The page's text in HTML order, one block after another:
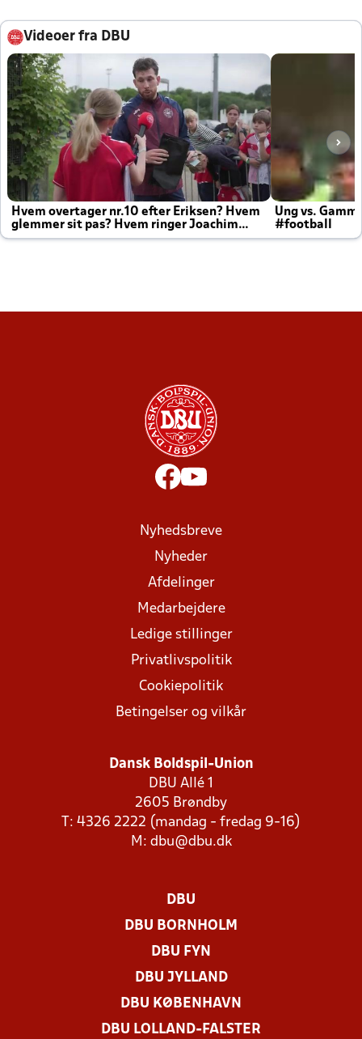
Videoer fra DBU
Hvem overtager nr.10 efter Eriksen? Hvem
glemmer sit pas? Hvem ringer Joachim
altid til efter kampe?
Ung vs.
#football
Nyhedsbreve
Nyheder
Afdelinger
Medarbejdere
Ledige stillinger
Privatlivspolitik
Cookiepolitik
Betingelser og vilkår
Dansk Boldspil-Union
DBU Allé 1
2605 Brøndby
T: 4326 2222 (mandag - fredag 9-16)
M: dbu@dbu.dk
DBU
DBU BORNHOLM
DBU FYN
DBU JYLLAND
DBU KØBENHAVN
DBU LOLLAND-FALSTER